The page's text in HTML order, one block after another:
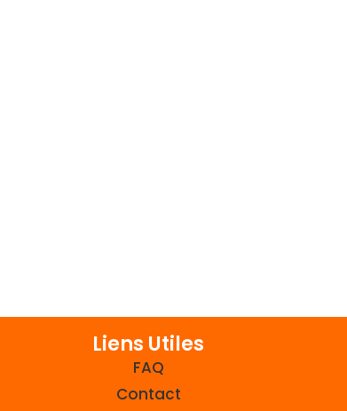
Liens Utiles
FAQ
Contact